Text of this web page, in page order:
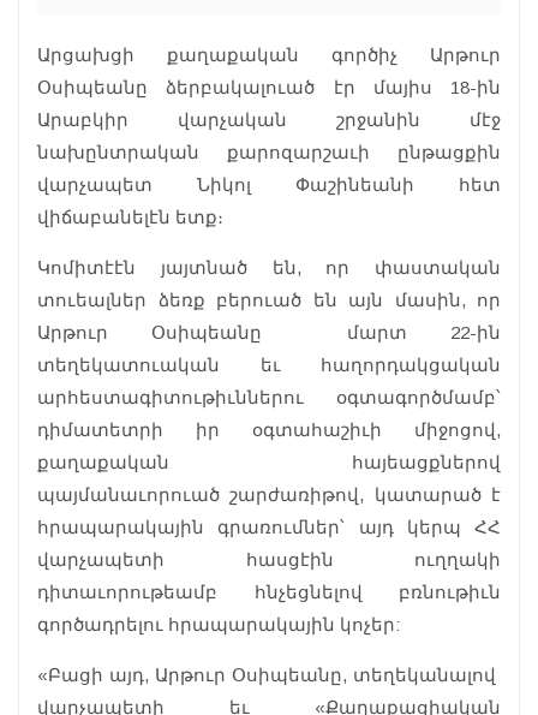
Արցախցի քաղաքական գործիչ Արթուր
Օսիպեանը ձերբակալուած էր մայիս 18-ին
Արաբկիր վարչական շրջանին մէջ
նախընտրական քարոզարշաւի ընթացքին
վարչապետ Նիկոլ Փաշինեանի հետ
վիճաբանելէն ետք։
Կոմիտէէն յայտնած են, որ փաստական
տուեալներ ձեռք բերուած են այն մասին, որ
Արթուր Օսիպեանը մարտ 22-ին
տեղեկատուական եւ հաղորդակցական
արհեստագիտութիւններու օգտագործմամբ՝
դիմատետրի իր օգտահաշիւի միջոցով,
քաղաքական հայեացքներով
պայմանաւորուած շարժառիթով, կատարած է
հրապարակային գրառումներ՝ այդ կերպ ՀՀ
վարչապետի հասցէին ուղղակի
դիտաւորութեամբ հնչեցնելով բռնութիւն
գործադրելու հրապարակային կոչեր:
«Բացի այդ, Արթուր Օսիպեանը, տեղեկանալով
վարչապետի եւ «Քաղաքացիական